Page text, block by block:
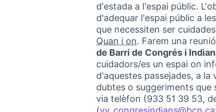
d'estada a l'espai públic.
d'adequar l'espai públic a
que necessiten ser
Quan i on. Farem una
de Barri de Congrés i
cuidadors/es un espai on
d'aquestes passejades, a
dubtes o suggeriments que
via telèfon (933 51 39 53,